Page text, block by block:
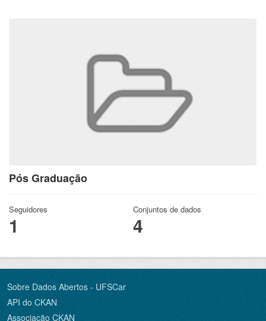
Pós Graduação
Seguidores
1
Conjuntos de dados
4
Sobre Dados Abertos - UFSCar
API do CKAN
Associação CKAN